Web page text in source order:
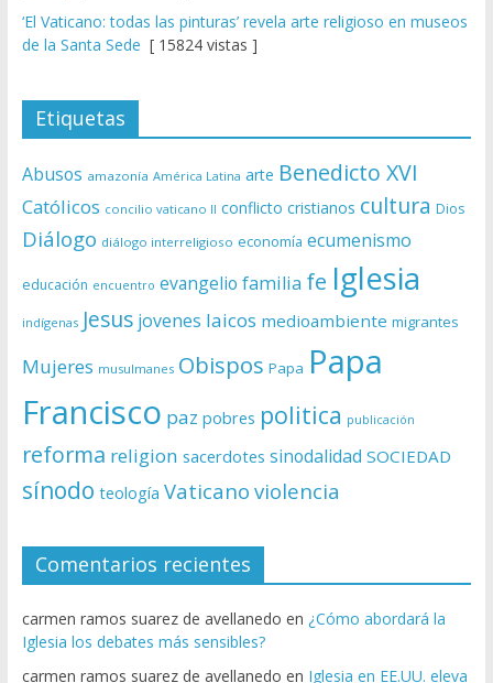
‘El Vaticano: todas las pinturas’ revela arte religioso en museos
de la Santa Sede [ 15824 vistas ]
Etiquetas
Abusos amazonía América Latina arte Benedicto XVI
Católicos concilio vaticano II conflicto cristianos cultura Dios
Diálogo diálogo interreligioso economía ecumenismo
educación encuentro evangelio familia fe Iglesia
indígenas Jesus jovenes laicos medioambiente migrantes
Mujeres musulmanes Obispos Papa Papa
Francisco paz pobres politica publicación
reforma religion sacerdotes sinodalidad SOCIEDAD
sínodo teología Vaticano violencia
Comentarios recientes
carmen ramos suarez de avellanedo en ¿Cómo abordará la
Iglesia los debates más sensibles?
carmen ramos suarez de avellanedo en Iglesia en EE.UU. eleva